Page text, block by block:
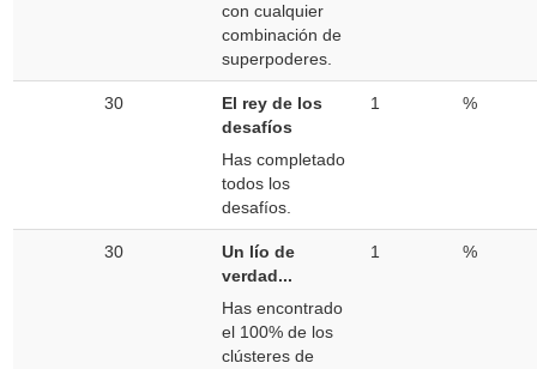
con cualquier
combinación de
superpoderes.
30
El rey de los
desafíos
Has completado
todos los
desafíos.
1 %
30
Un lío de
verdad...
Has encontrado
el 100% de los
clústeres de
1 %